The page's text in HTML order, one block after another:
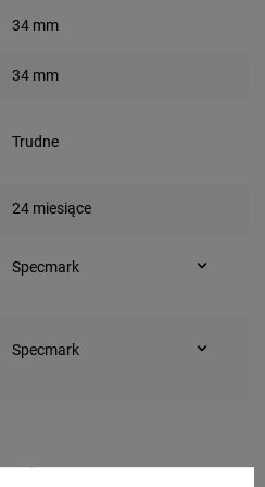
34 mm
34 mm
Trudne
24 miesiące
Specmark
e-mail: gspr@ptmb.pl
Specmark